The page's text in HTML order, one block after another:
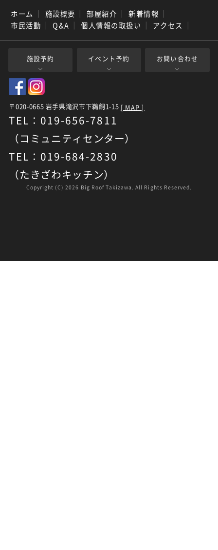
ホーム ｜ 施設概要 ｜ 部屋紹介 ｜ 新着情報 ｜
市民活動 ｜ Q&A ｜ 個人情報の取扱い ｜ アクセス ｜
施設予約 イベント予約 お問い合わせ
〒020-0665 岩手県滝沢市下鵜飼1-15 [ MAP ]
TEL：019-656-7811
（コミュニティセンター）
TEL：019-684-2830
（たきざわキッチン）
Copyright (C)2026 Big Roof Takizawa. All Rights Reserved.